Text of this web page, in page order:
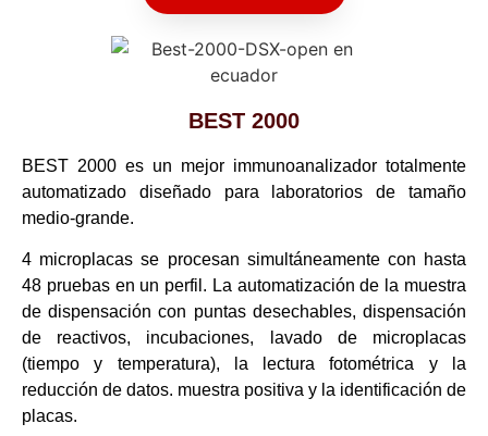
BEST 2000
BEST 2000 es un mejor immunoanalizador totalmente
automatizado diseñado para laboratorios de tamaño
medio-grande.
4 microplacas se procesan simultáneamente con hasta
48 pruebas en un perfil. La automatización de la muestra
de dispensación con puntas desechables, dispensación
de reactivos, incubaciones, lavado de microplacas
(tiempo y temperatura), la lectura fotométrica y la
reducción de datos. muestra positiva y la identificación de
placas.